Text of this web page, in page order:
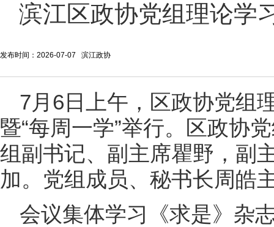
滨江区政协党组理论学
发布时间：2026-07-07 滨江政协
7月6日上午，区政协党组
暨“每周一学”举行。区政协
组副书记、副主席瞿野，副
加。党组成员、秘书长周皓
会议集体学习《求是》杂